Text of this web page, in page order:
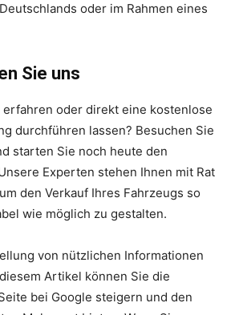
oder im Rahmen eines
Sie uns
erfahren oder direkt eine kostenlose
durchführen lassen? Besuchen Sie
starten Sie noch heute den
Experten stehen Ihnen mit Rat
den Verkauf Ihres Fahrzeugs so
wie möglich zu gestalten.
von nützlichen Informationen
Artikel können Sie die
bei Google steigern und den